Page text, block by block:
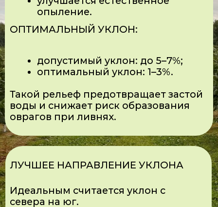
ТАКОЙ ПРЕДВАРИТЕЛЬНЫЙ
АНАЛИЗ ПОЗВОЛЯЕТ ЗАРАНЕЕ
УВИДЕТЬ ВОЗМОЖНЫЕ
ПРИНЯТЬ ВЗВЕШЕННОЕ
РЕШЕНИЕ: ИСПОЛЬЗОВАТЬ
ДОРАБАТЫВАТЬ ЕГО ИЛИ
РАССМАТРИВАТЬ
АЛЬТЕРНАТИВУ.